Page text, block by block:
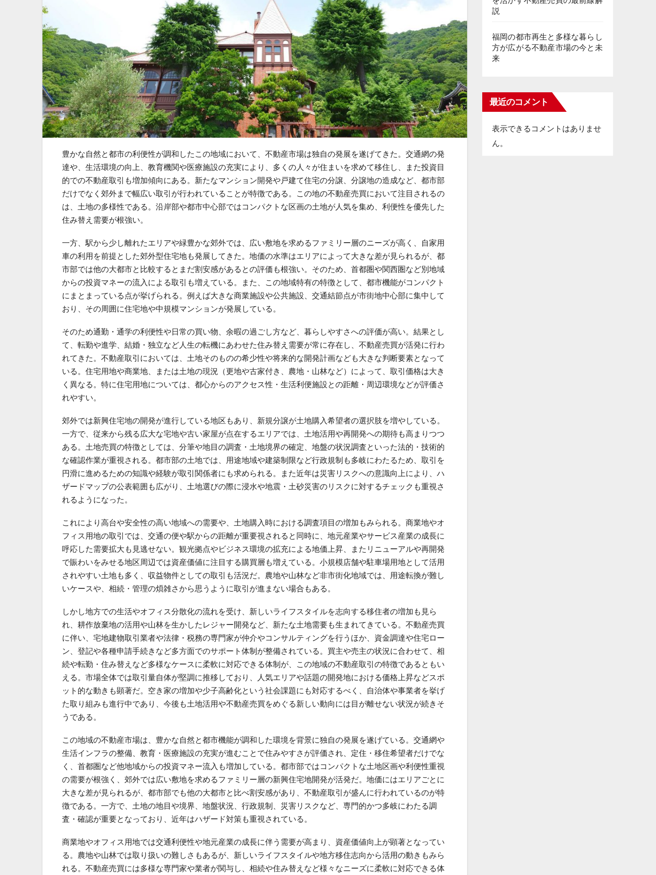
豊かな自然と都市の利便性が調和したこの地域において、不動産市場は独自の発展を遂げてきた。 交通網の発
達や、生活環境の向上、教育機関や医療施設の充実により、多くの人々が住まいを求めて移住し、また投資目
的での不動産取引も増加傾向にある。新たなマンション開発や戸建て住宅の分譲、分譲地の造成など、都市部
だけでなく郊外まで幅広い取引が行われていることが特徴である。この地の不動産売買において注目されるの
は、土地の多様性である。沿岸部や都市中心部ではコンパクトな区画の土地が人気を集め、利便性を優先した
住み替え需要が根強い。
一方、駅から少し離れたエリアや緑豊かな郊外では、広い敷地を求めるファミリー層のニーズが高く、自家用
車の利用を前提とした郊外型住宅地も発展してきた。地価の水準はエリアによって大きな差が見られるが、都
市部では他の大都市と比較するとまだ割安感があるとの評価も根強い。そのため、首都圏や関西圏など別地域
からの投資マネーの流入による取引も増えている。また、この地域特有の特徴として、都市機能がコンパクト
にまとまっている点が挙げられる。例えば大きな商業施設や公共施設、交通結節点が市街地中心部に集中して
おり、その周囲に住宅地や中規模マンションが発展している。
そのため通勤・通学の利便性や日常の買い物、余暇の過ごし方など、暮らしやすさへの評価が高い。結果とし
て、転勤や進学、結婚・独立など人生の転機にあわせた住み替え需要が常に存在し、不動産売買が活発に行わ
れてきた。不動産取引においては、土地そのものの希少性や将来的な開発計画なども大きな判断要素となって
いる。住宅用地や商業地、または土地の現況（更地や古家付き、農地・山林など）によって、取引価格は大き
く異なる。特に住宅用地については、都心からのアクセス性・生活利便施設との距離・周辺環境などが評価さ
れやすい。
郊外では新興住宅地の開発が進行している地区もあり、新規分譲が土地購入希望者の選択肢を増やしている。
一方で、従来から残る広大な宅地や古い家屋が点在するエリアでは、土地活用や再開発への期待も高まりつつ
ある。土地売買の特徴としては、分筆や地目の調査・土地境界の確定、地盤の状況調査といった法的・技術的
な確認作業が重視される。都市部の土地では、用途地域や建築制限など行政規制も多岐にわたるため、取引を
円滑に進めるための知識や経験が取引関係者にも求められる。また近年は災害リスクへの意識向上により、ハ
ザードマップの公表範囲も広がり、土地選びの際に浸水や地震・土砂災害のリスクに対するチェックも重視さ
れるようになった。
これにより高台や安全性の高い地域への需要や、土地購入時における調査項目の増加もみられる。商業地やオ
フィス用地の取引では、交通の便や駅からの距離が重要視されると同時に、地元産業やサービス産業の成長に
呼応した需要拡大も見逃せない。観光拠点やビジネス環境の拡充による地価上昇、またリニューアルや再開発
で賑わいをみせる地区周辺では資産価値に注目する購買層も増えている。小規模店舗や駐車場用地として活用
されやすい土地も多く、収益物件としての取引も活況だ。農地や山林など非市街化地域では、用途転換が難し
いケースや、相続・管理の煩雑さから思うように取引が進まない場合もある。
しかし地方での生活やオフィス分散化の流れを受け、新しいライフスタイルを志向する移住者の増加も見ら
れ、耕作放棄地の活用や山林を生かしたレジャー開発など、新たな土地需要も生まれてきている。不動産売買
に伴い、宅地建物取引業者や法律・税務の専門家が仲介やコンサルティングを行うほか、資金調達や住宅ロー
ン、登記や各種申請手続きなど多方面でのサポート体制が整備されている。買主や売主の状況に合わせて、相
続や転勤・住み替えなど多様なケースに柔軟に対応できる体制が、この地域の不動産取引の特徴であるともい
える。市場全体では取引量自体が堅調に推移しており、人気エリアや話題の開発地における価格上昇などスポ
ット的な動きも顕著だ。空き家の増加や少子高齢化という社会課題にも対応するべく、自治体や事業者を挙げ
た取り組みも進行中であり、今後も土地活用や不動産売買をめぐる新しい動向には目が離せない状況が続きそ
うである。
この地域の不動産市場は、豊かな自然と都市機能が調和した環境を背景に独自の発展を遂げている。交通網や
生活インフラの整備、教育・医療施設の充実が進むことで住みやすさが評価され、定住・移住希望者だけでな
く、首都圏など他地域からの投資マネー流入も増加している。都市部ではコンパクトな土地区画や利便性重視
の需要が根強く、郊外では広い敷地を求めるファミリー層の新興住宅地開発が活発だ。地価にはエリアごとに
大きな差が見られるが、都市部でも他の大都市と比べ割安感があり、不動産取引が盛んに行われているのが特
徴である。一方で、土地の地目や境界、地盤状況、行政規制、災害リスクなど、専門的かつ多岐にわたる調
査・確認が重要となっており、近年はハザード対策も重視されている。
商業地やオフィス用地では交通利便性や地元産業の成長に伴う需要が高まり、資産価値向上が顕著となってい
る。農地や山林では取り扱いの難しさもあるが、新しいライフスタイルや地方移住志向から活用の動きもみら
れる。不動産売買には多様な専門家や業者が関与し、相続や住み替えなど様々なニーズに柔軟に対応できる体
説
福岡の都市再生と多様な暮らし
方が広がる不動産市場の今と未
来
最近のコメント
表示できるコメントはありませ
ん。